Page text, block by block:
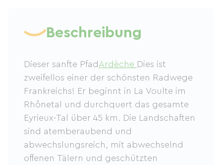
Beschreibung
Dieser sanfte Pfad Ardèche Dies ist
zweifellos einer der schönsten Radwege
Frankreichs! Er beginnt in La Voulte im
Rhônetal und durchquert das gesamte
Eyrieux-Tal über 45 km. Die Landschaften
sind atemberaubend und
abwechslungsreich, mit abwechselnd
offenen Tälern und geschützten